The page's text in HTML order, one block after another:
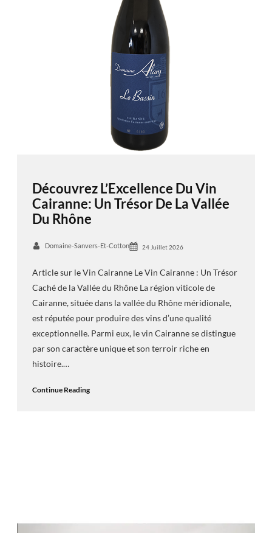
Découvrez L’Excellence Du Vin
Cairanne: Un Trésor De La Vallée
Du Rhône
Domaine-Sanvers-Et-Cotton 24 Juillet 2026
Article sur le Vin Cairanne Le Vin Cairanne : Un Trésor
Caché de la Vallée du Rhône La région viticole de
Cairanne, située dans la vallée du Rhône méridionale,
est réputée pour produire des vins d’une qualité
exceptionnelle. Parmi eux, le vin Cairanne se distingue
par son caractère unique et son terroir riche en
histoire.…
Continue Reading